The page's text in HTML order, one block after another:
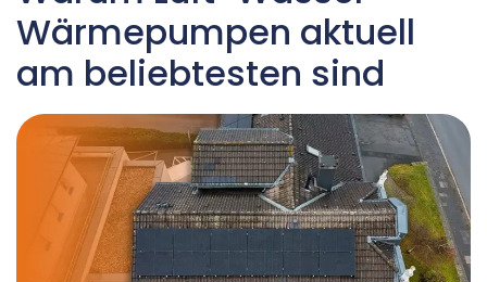
Wärmepumpen aktuell
am beliebtesten sind